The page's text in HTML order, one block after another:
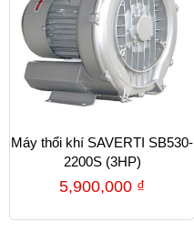
Máy thổi khí SAVERTI SB530-
2200S (3HP)
5,900,000 ₫